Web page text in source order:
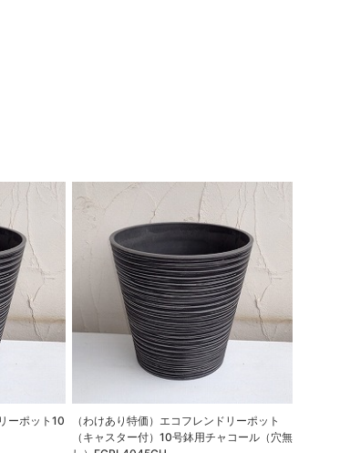
ーポット10
（わけあり特価）エコフレンドリーポット
（キャスター付）10号鉢用チャコール（穴無